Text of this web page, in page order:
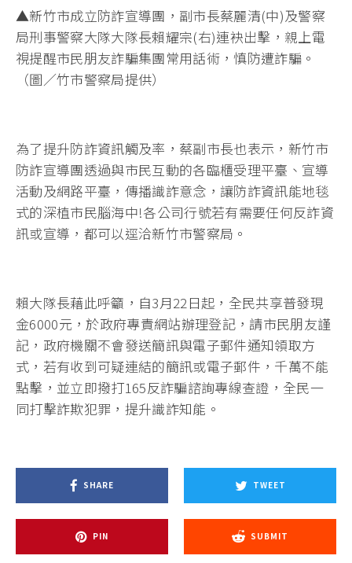
▲新竹市成立防詐宣導團，副市長蔡麗清(中)及警察
局刑事警察大隊大隊長賴耀宗(右)連袂出擊，親上電
視提醒市民朋友詐騙集團常用話術，慎防遭詐騙。
（圖／竹市警察局提供）
為了提升防詐資訊觸及率，蔡副市長也表示，新竹市
防詐宣導團透過與市民互動的各臨櫃受理平臺、宣導
活動及網路平臺，傳播識詐意念，讓防詐資訊能地毯
式的深植市民腦海中!各公司行號若有需要任何反詐資
訊或宣導，都可以逕洽新竹市警察局。
賴大隊長藉此呼籲，自3月22日起，全民共享普發現
金6000元，於政府專責網站辦理登記，請市民朋友謹
記，政府機關不會發送簡訊與電子郵件通知領取方
式，若有收到可疑連結的簡訊或電子郵件，千萬不能
點擊，並立即撥打165反詐騙諮詢專線查證，全民一
同打擊詐欺犯罪，提升識詐知能。
SHARE TWEET
PIN SUBMIT